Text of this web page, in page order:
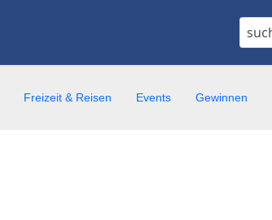
Freizeit & Reisen Events Gewinnen